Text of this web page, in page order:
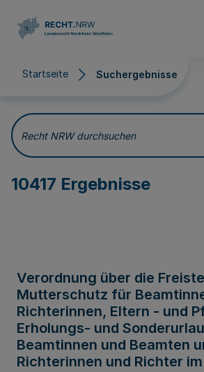
Startseite Suchergebnisse
Suchergebnisse
Recht NRW durchsuchen
10417 Ergebnisse
Verordnung über die
Mutterschutz für
Richterinnen, Eltern - und
Erholungs- und
Beamtinnen und Beamten
Richterinnen und Richter